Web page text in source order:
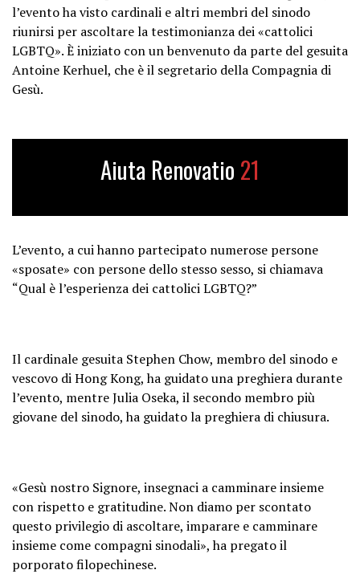
l’evento ha visto cardinali e altri membri del sinodo
riunirsi per ascoltare la testimonianza dei «cattolici
LGBTQ». È iniziato con un benvenuto da parte del gesuita
Antoine Kerhuel, che è il segretario della Compagnia di
Gesù.
Aiuta Renovatio 21
L’evento, a cui hanno partecipato numerose persone
«sposate» con persone dello stesso sesso, si chiamava
“Qual è l’esperienza dei cattolici LGBTQ?”
Il cardinale gesuita Stephen Chow, membro del sinodo e
vescovo di Hong Kong, ha guidato una preghiera durante
l’evento, mentre Julia Oseka, il secondo membro più
giovane del sinodo, ha guidato la preghiera di chiusura.
«Gesù nostro Signore, insegnaci a camminare insieme
con rispetto e gratitudine. Non diamo per scontato
questo privilegio di ascoltare, imparare e camminare
insieme come compagni sinodali», ha pregato il
porporato filopechinese.